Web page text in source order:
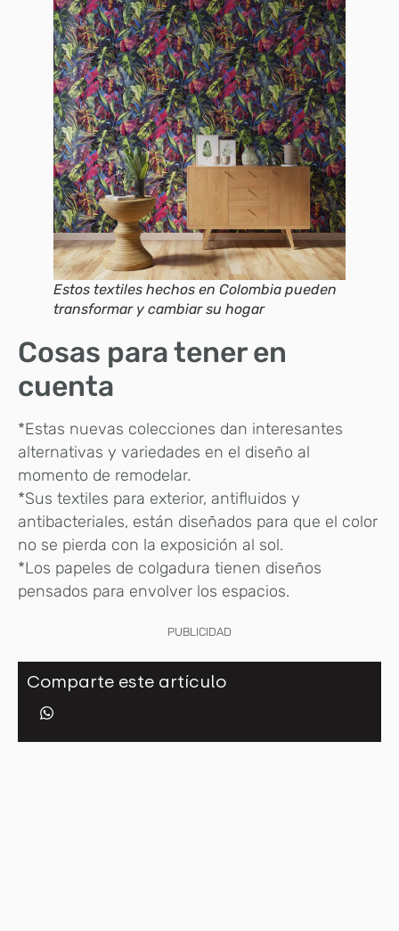
Estos textiles hechos en Colombia pueden
transformar y cambiar su hogar
Cosas para tener en
cuenta
*Estas nuevas colecciones dan interesantes
alternativas y variedades en el diseño al
momento de remodelar.
*Sus textiles para exterior, antifluidos y
antibacteriales, están diseñados para que el color
no se pierda con la exposición al sol.
*Los papeles de colgadura tienen diseños
pensados para envolver los espacios.
PUBLICIDAD
Comparte este artículo